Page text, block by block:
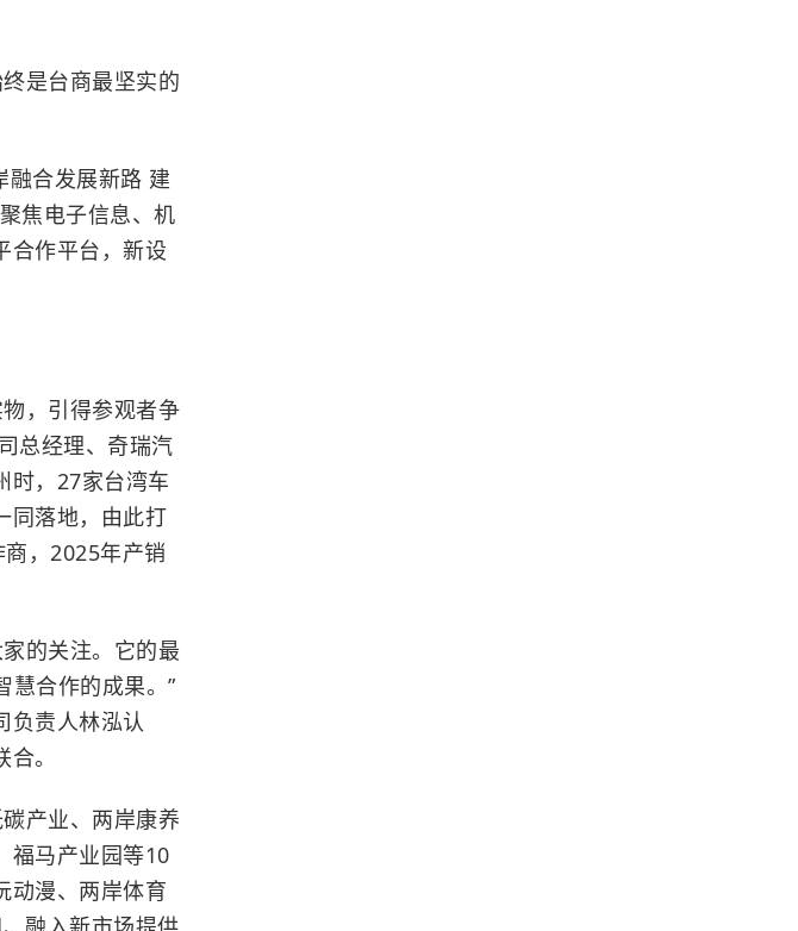
是台商最坚实的
融合发展新路 建
焦电子信息、机
合作平台，新设
，引得参观者争
总经理、奇瑞汽
时，27家台湾车
同落地，由此打
，2025年产销
的关注。它的最
慧合作的成果。”
负责人林泓认
。
产业、两岸康养
福马产业园等10
动漫、两岸体育